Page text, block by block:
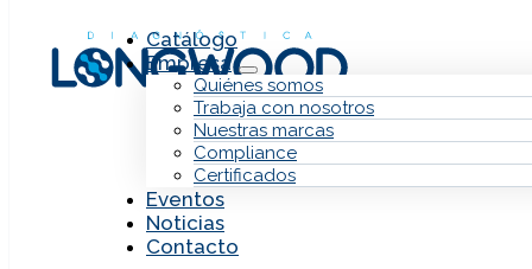
Catálogo
Empresa
Quiénes somos
Trabaja con nosotros
Nuestras marcas
Compliance
Certificados
Eventos
Noticias
Contacto